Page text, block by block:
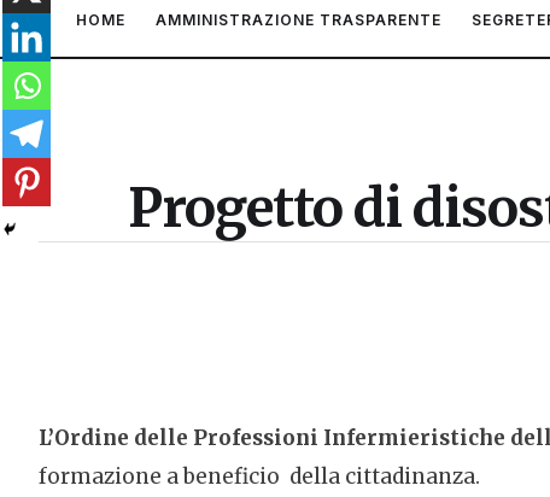
HOME AMMINISTRAZIONE TRASPARENTE
Progetto di
L’Ordine delle Professioni Infermieristiche
formazione a beneficio della cittadinanza.